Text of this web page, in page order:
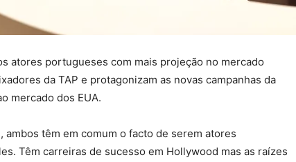
atores portugueses com mais projeção no mercado
da TAP e protagonizam as novas campanhas da
mercado dos EUA.
têm em comum o facto de serem atores
Têm carreiras de sucesso em Hollywood mas as raízes